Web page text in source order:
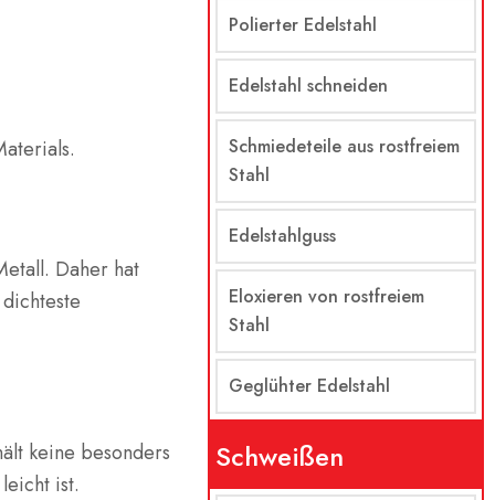
Daher hat
keine besonders
ist.
Polierter Edelstahl
Edelstahl schneiden
Schmiedeteile aus rostfreiem
Stahl
Edelstahlguss
Eloxieren von rostfreiem
Stahl
Geglühter Edelstahl
Schweißen